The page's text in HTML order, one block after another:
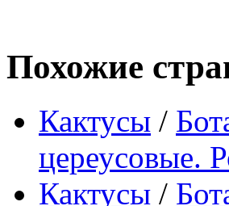
Похожие
Кактусы /
цереусовые.
Кактусы /